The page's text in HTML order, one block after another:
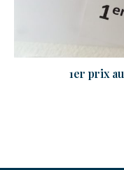
1er prix